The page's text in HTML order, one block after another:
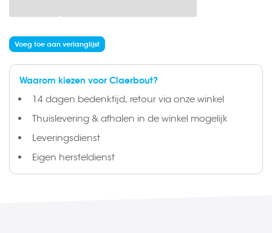
Voeg toe aan verlanglijst
Waarom kiezen voor Claerbout?
14 dagen bedenktijd, retour via onze winkel
Thuislevering & afhalen in de winkel mogelijk
Leveringsdienst
Eigen hersteldienst